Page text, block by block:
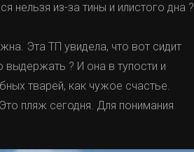
нельзя из-за тины и илистого дна ?
Эта ТП увидела, что вот сидит
? И она в тупости и
тварей, как чужое счастье.
пляж сегодня. Для понимания